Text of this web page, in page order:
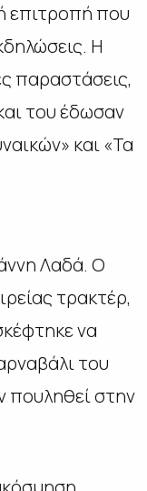
επιτροπή που
Η
παραστάσεις,
του έδωσαν
και «Τα
Λαδά. Ο
τρακτέρ,
να
του
πουληθεί στην